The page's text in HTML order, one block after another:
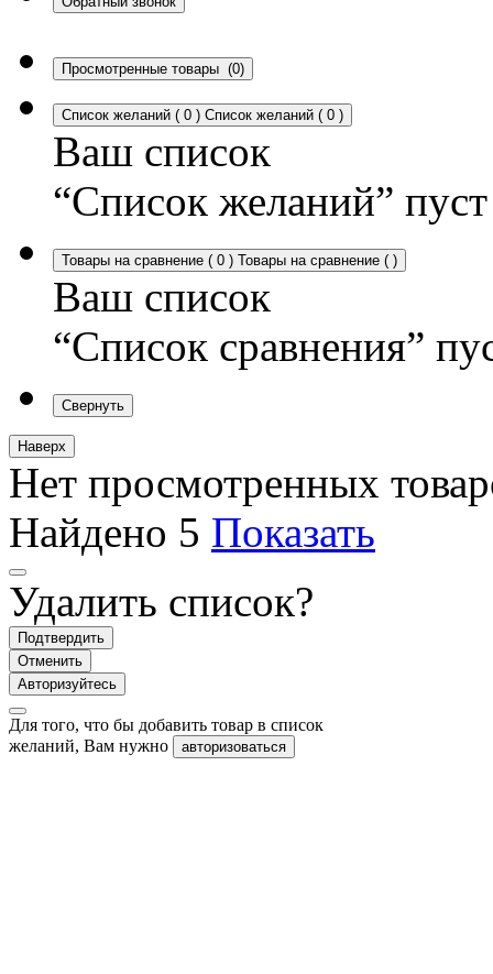
Просмотренные товары (0)
Список желаний ( 0 ) Список желаний ( 0 )
Ваш список
“Список желаний” пуст
Товары на сравнение ( 0 ) Товары на сравнение ( )
Ваш список
“Список сравнения”
Свернуть
Наверх
Нет просмотренных
Найдено 5 Показать
Удалить список?
Подтвердить
Отменить
Авторизуйтесь
Для того, что бы добавить товар в список
желаний, Вам нужно
авторизоваться